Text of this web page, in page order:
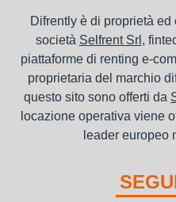
Difrently è di proprietà
società Selfrent Srl ,
piattaforme di renting e-
proprietaria del marchio
questo sito sono offerti da
locazione operativa viene
leader europeo